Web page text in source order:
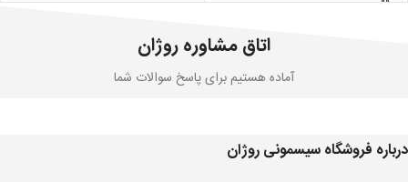
اتاق مشاوره روژان
آماده هستیم برای پاسخ سوالات شما
درباره فروشگاه سیسمونی روژان